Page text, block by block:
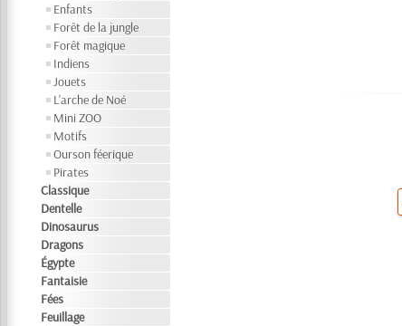
Enfants
Forêt de la jungle
Forêt magique
Indiens
Jouets
L'arche de Noé
Mini ZOO
Motifs
Ourson féerique
Pirates
Classique
Dentelle
Dinosaurus
Dragons
Égypte
Fantaisie
Fées
Feuillage